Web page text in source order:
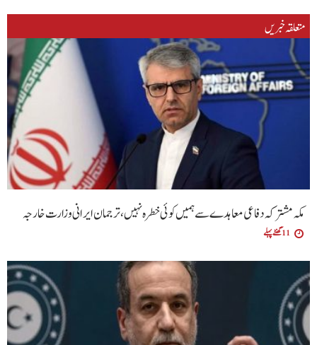
متعلقہ خبریں
مکہ مشترکہ دفاعی معاہدے سے ہمیں کوئی خطرہ نہیں ، ترجمان ایرانی وزارت خارجہ
11 گھنٹے پہلے